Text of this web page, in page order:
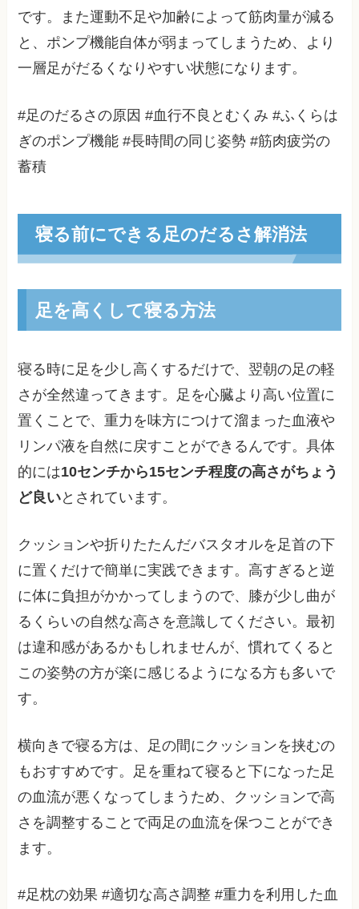
です。また運動不足や加齢によって筋肉量が減る
と、ポンプ機能自体が弱まってしまうため、より
一層足がだるくなりやすい状態になります。
#足のだるさの原因 #血行不良とむくみ #ふくらは
ぎのポンプ機能 #長時間の同じ姿勢 #筋肉疲労の
蓄積
寝る前にできる足のだるさ解消法
足を高くして寝る方法
寝る時に足を少し高くするだけで、翌朝の足の軽
さが全然違ってきます。足を心臓より高い位置に
置くことで、重力を味方につけて溜まった血液や
リンパ液を自然に戻すことができるんです。具体
的には10センチから15センチ程度の高さがちょう
ど良いとされています。
クッションや折りたたんだバスタオルを足首の下
に置くだけで簡単に実践できます。高すぎると逆
に体に負担がかかってしまうので、膝が少し曲が
るくらいの自然な高さを意識してください。最初
は違和感があるかもしれませんが、慣れてくると
この姿勢の方が楽に感じるようになる方も多いで
す。
横向きで寝る方は、足の間にクッションを挟むの
もおすすめです。足を重ねて寝ると下になった足
の血流が悪くなってしまうため、クッションで高
さを調整することで両足の血流を保つことができ
ます。
#足枕の効果 #適切な高さ調整 #重力を利用した血